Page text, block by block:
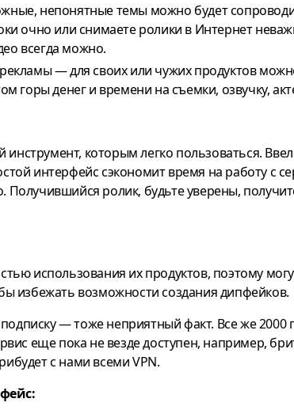
непонятные темы можно будет
очно или снимаете ролики в Интернет
всегда можно.
— для своих или чужих продуктов
горы денег и времени на съемки, озвучку,
которым легко пользоваться.
интерфейс сэкономит время на работу с
Получившийся ролик, будьте уверены,
использования их продуктов, поэтому
избежать возможности создания дипфейков.
— тоже неприятный факт. Все же 2000
еще пока не везде доступен, например,
с нами всеми VPN.